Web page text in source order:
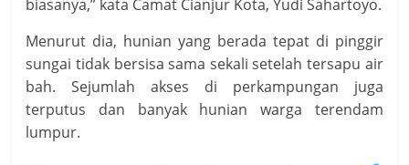
biasanya,” kata Camat Cianjur Kota, Yudi Sahartoyo.
Menurut dia, hunian yang berada tepat di pinggir
sungai tidak bersisa sama sekali setelah tersapu air
bah. Sejumlah akses di perkampungan juga
terputus dan banyak hunian warga terendam
lumpur.